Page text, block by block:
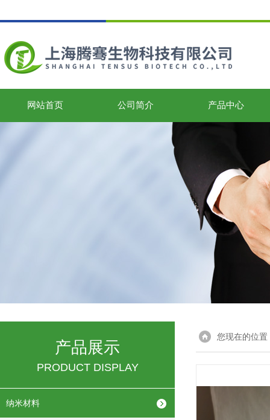
网站首页 公司简介 产品中心
产品展示
PRODUCT DISPLAY
纳米材料
您现在的位置